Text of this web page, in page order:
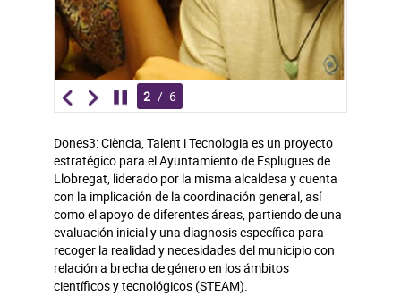
2 / 6
Dones3: Ciència, Talent i Tecnologia es un proyecto
estratégico para el Ayuntamiento de Esplugues de
Llobregat, liderado por la misma alcaldesa y cuenta
con la implicación de la coordinación general, así
como el apoyo de diferentes áreas, partiendo de una
evaluación inicial y una diagnosis específica para
recoger la realidad y necesidades del municipio con
relación a brecha de género en los ámbitos
científicos y tecnológicos (STEAM).